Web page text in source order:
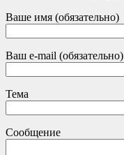
Ваше имя (обязательно)
Ваш e-mail (обязательно)
Тема
Сообщение